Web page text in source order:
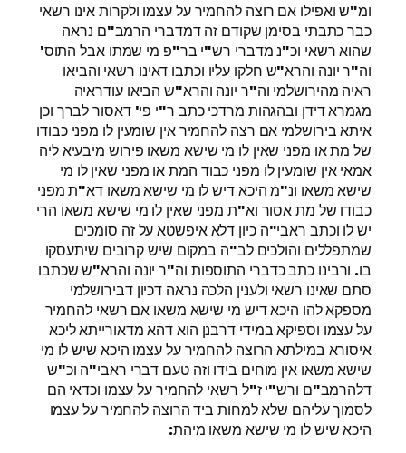
ומ"ש ואפילו אם רוצה להחמיר על עצמו ולקרות אינו רשאי
כבר כתבתי בסימן שקודם זה דמדברי הרמב"ם נראה
שהוא רשאי וכ"נ מדברי רש"י בר"פ מי שמתו אבל התוס'
וה"ר יונה והרא"ש חלקו עליו וכתבו דאינו רשאי והביאו
ראיה מהירושלמי וה"ר יונה והרא"ש הביאו עודראיה
מגמרא דידן ובהגהות מרדכי כתב ר"י פי' דאסור לברך וכן
איתא בירושלמי אם רצה להחמיר אין שומעין לו מפני כבודו
של מת או מפני שאין לו מי שישא משאו פירוש מיבעיא ליה
אמאי אין שומעין לו מפני כבוד המת או מפני שאין לו מי
שישא משאו ונ"מ היכא דיש לו מי שישא משאו דא"ת מפני
כבודו של מת אסור וא"ת מפני שאין לו מי שישא משאו הרי
יש לו וכתב ראבי"ה כיון דלא איפשטא על זה סומכים
שמתפללים והולכים לב"ה במקום שיש קרובים שיתעסקו
בו. ורבינו כתב כדברי התוספות וה"ר יונה והרא"ש שכתבו
סתם שאינו רשאי ולענין הלכה נראה דכיון דבירושלמי
מספקא להו היכא דיש מי שישא משאו אם רשאי להחמיר
על עצמו וספיקא במידי דרבנן הוא דהא מדאורייתא ליכא
איסורא במילתא הרוצה להחמיר על עצמו היכא שיש לו מי
שישא משאו אין מוחים בידו וזה טעם דברי ראבי"ה וכ"ש
דלהרמב"ם ורש"י ז"ל רשאי להחמיר על עצמו וכדאי הם
לסמוך עליהם שלא למחות ביד הרוצה להחמיר על עצמו
היכא שיש לו מי שישא משאו מיהת: